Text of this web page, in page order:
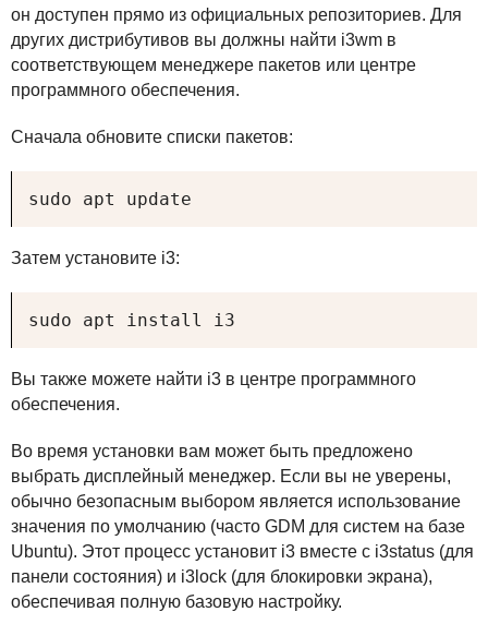
он доступен прямо из официальных репозиториев. Для
других дистрибутивов вы должны найти i3wm в
соответствующем менеджере пакетов или центре
программного обеспечения.
Сначала обновите списки пакетов:
sudo apt update
Затем установите i3:
sudo apt install i3
Вы также можете найти i3 в центре программного
обеспечения.
Во время установки вам может быть предложено
выбрать дисплейный менеджер. Если вы не уверены,
обычно безопасным выбором является использование
значения по умолчанию (часто GDM для систем на базе
Ubuntu). Этот процесс установит i3 вместе с i3status (для
панели состояния) и i3lock (для блокировки экрана),
обеспечивая полную базовую настройку.